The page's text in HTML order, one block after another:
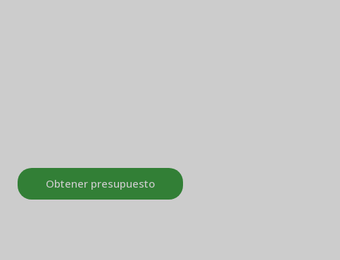
Obtener presupuesto